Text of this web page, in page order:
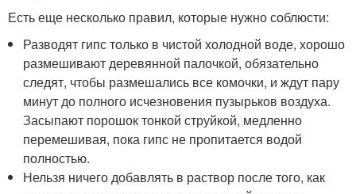
Есть еще несколько правил, которые нужно соблюсти:
Разводят гипс только в чистой холодной воде, хорошо
размешивают деревянной палочкой, обязательно
следят, чтобы размешались все комочки, и ждут пару
минут до полного исчезновения пузырьков воздуха.
Засыпают порошок тонкой струйкой, медленно
перемешивая, пока гипс не пропитается водой
полностью.
Нельзя ничего добавлять в раствор после того, как